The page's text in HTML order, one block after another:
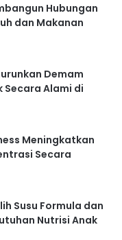
Hubungan
dan Makanan
Demam
Secara Alami di
Meningkatkan
Secara
Susu Formula dan
Nutrisi Anak